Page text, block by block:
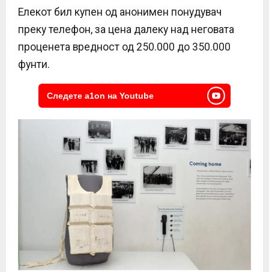
Елекот бил купен од анонимен понудувач
преку телефон, за цена далеку над неговата
проценета вредност од 250.000 до 350.000
фунти.
Следете a1on на Youtube